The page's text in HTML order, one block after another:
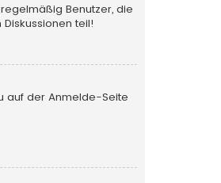
Benutzer, die
teil!
auf der Anmelde-Seite